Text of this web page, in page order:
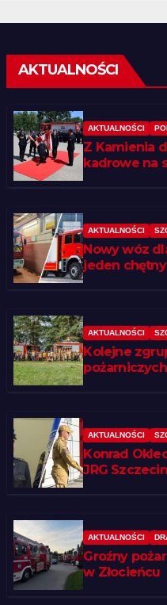
AKTUALNOŚCI
AKTUALNOŚCI
Z Kamienia
kadrowe na
AKTUALNOŚCI
Nowy wóz
jeden
AKTUALNOŚCI
Kolejne
AKTUALNOŚCI
Konrad
JRG
AKTUALNOŚCI
Groźny
w Złocieńcu